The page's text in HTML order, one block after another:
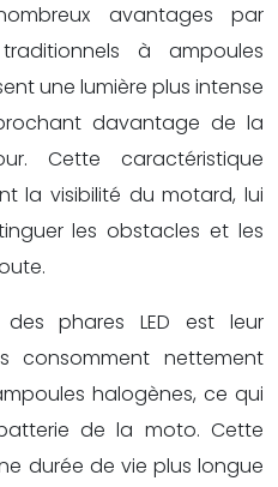
avantages par
à ampoules
une lumière plus intense
davantage de la
Cette caractéristique
la visibilité du motard, lui
les obstacles et les
phares LED est leur
consomment nettement
halogènes, ce qui
de la moto. Cette
durée de vie plus longue